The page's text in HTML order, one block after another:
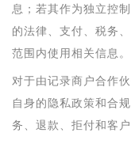
息；若其作为独立控
的法律、支付、税务
范围内使用相关信息。
对于由记录商户合作
自身的隐私政策和合
务、退款、拒付和客户